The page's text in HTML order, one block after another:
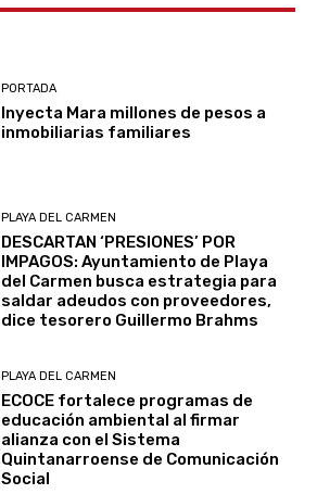
PORTADA
Inyecta Mara millones de pesos a
inmobiliarias familiares
PLAYA DEL CARMEN
DESCARTAN ‘PRESIONES’ POR
IMPAGOS: Ayuntamiento de Playa
del Carmen busca estrategia para
saldar adeudos con proveedores,
dice tesorero Guillermo Brahms
PLAYA DEL CARMEN
ECOCE fortalece programas de
educación ambiental al firmar
alianza con el Sistema
Quintanarroense de Comunicación
Social